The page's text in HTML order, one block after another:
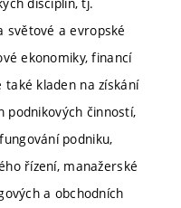
světové a evropské
ekonomiky, financí
kladen na získání
podnikových činností,
podniku,
řízení, manažerské
a obchodních